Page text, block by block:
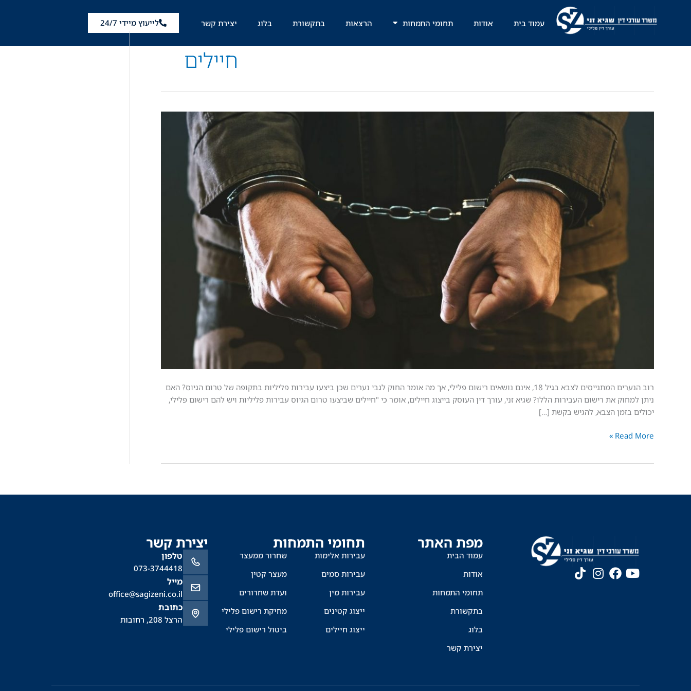
עמוד בית אודות תחומי התמחות הרצאות בתקשורת בלוג יצירת קשר לייעוץ מיידי 24/7
חיילים
רוב הנערים המתגייסים לצבא בגיל 18, אינם נושאים רישום פלילי, אך מה אומר החוק לגבי נערים שכן ביצעו עבירות פליליות בתקופה של טרום הגיוס? האם
ניתן למחוק את רישום העבירות הללו? שגיא זני, עורך דין העוסק בייצוג חיילים, אומר כי "חיילים שביצעו טרום הגיוס עבירות פליליות ויש להם רישום פלילי,
יכולים בזמן הצבא, להגיש בקשת […]
Read More »
מפת האתר
עמוד הבית
אודות
תחומי התמחות
בתקשורת
בלוג
יצירת קשר
תחומי התמחות
עבירות אלימות
עבירות סמים
עבירות מין
ייצוג קטינים
ייצוג חיילים
שחרור ממעצר
מעצר קטין
ועדת שחרורים
מחיקת רישום פלילי
ביטול רישום פלילי
יצירת קשר
טלפון
073-3744418
מייל
office@sagizeni.co.il
כתובת
הרצל 208, רחובות